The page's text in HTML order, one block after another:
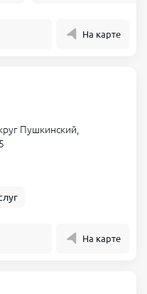
На карте
Пушкинский,
На карте